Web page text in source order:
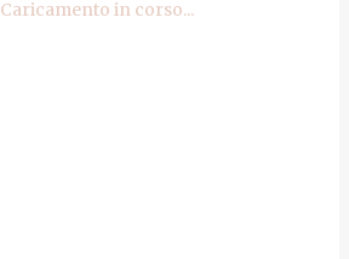
Caricamento in corso...